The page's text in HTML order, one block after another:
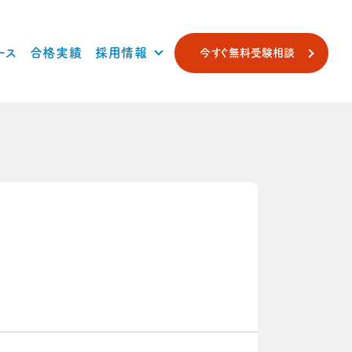
ス 合格実績 採用情報 今すぐ無料受験相談